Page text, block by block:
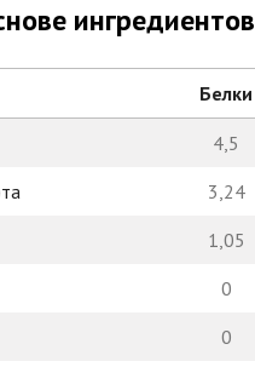
ингредиентов
Белки
4,5
3,24
1,05
0
0